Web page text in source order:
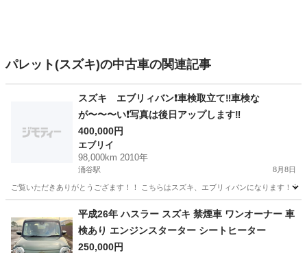
パレット(スズキ)の中古車の関連記事
スズキ エブリィバン❗️車検取立て‼️車検な
が〜〜〜い❗️写真は後日アップします‼️
400,000円
エブリイ
98,000km 2010年
涌谷駅 8月8日
ご覧いただきありがとうござます！！ こちらはスズキ、エブリィバンになります！
涌谷駅 エブリイ エブリィバン
平成26年 ハスラー スズキ 禁煙車 ワンオーナー 車
検あり エンジンスターター シートヒーター
250,000円